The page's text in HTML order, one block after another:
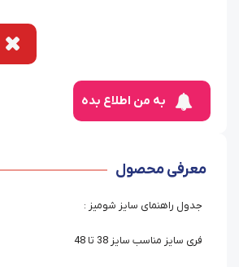
به من اطلاع بده
معرفی محصول
جدول راهنمای سایز شومیز :
فری سایز مناسب سایز 38 تا 48